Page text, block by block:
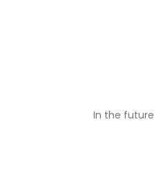
In the future